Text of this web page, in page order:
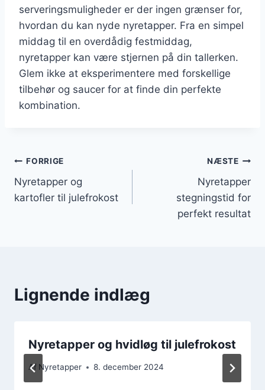
serveringsmuligheder er der ingen grænser for,
hvordan du kan nyde nyretapper. Fra en simpel
middag til en overdådig festmiddag,
nyretapper kan være stjernen på din tallerken.
Glem ikke at eksperimentere med forskellige
tilbehør og saucer for at finde din perfekte
kombination.
Indlægsnavigation
FORRIGE
Nyretapper og
kartofler til julefrokost
NÆSTE
Nyretapper
stegningstid for
perfekt resultat
Lignende indlæg
Nyretapper og hvidløg til julefrokost
Af Nyretapper 8. december 2024